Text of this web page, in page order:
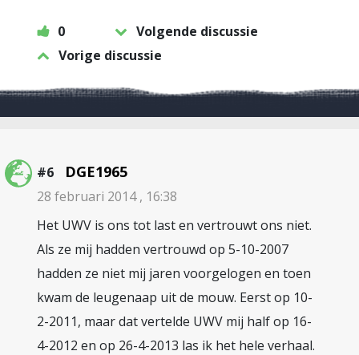
0
Volgende discussie
Vorige discussie
#6 DGE1965
28 februari 2014 , 16:38
Het UWV is ons tot last en vertrouwt ons niet.
Als ze mij hadden vertrouwd op 5-10-2007
hadden ze niet mij jaren voorgelogen en toen
kwam de leugenaap uit de mouw. Eerst op 10-
2-2011, maar dat vertelde UWV mij half op 16-
4-2012 en op 26-4-2013 las ik het hele verhaal.